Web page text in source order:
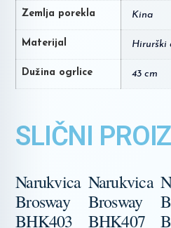
Zemlja porekla Kina
Materijal Hirurški
Dužina ogrlice 43 cm
SLIČNI
Narukvica
Brosway
BHK403
Narukvica
Brosway
BHK407